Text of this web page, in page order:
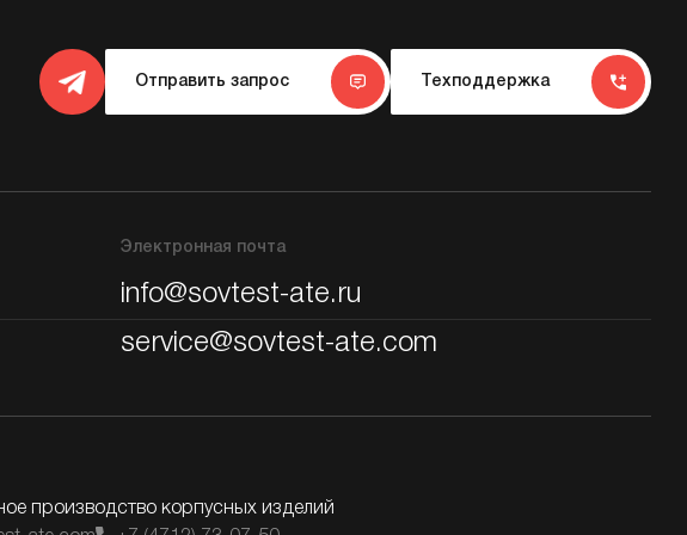
Отправить запрос Техподдержка
Электронная почта
info@sovtest-ate.ru
service@sovtest-ate.com
производство корпусных изделий